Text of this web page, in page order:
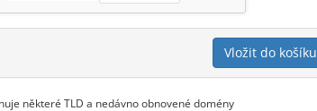
Vložit do košíku
některé TLD a nedávno obnovené domény